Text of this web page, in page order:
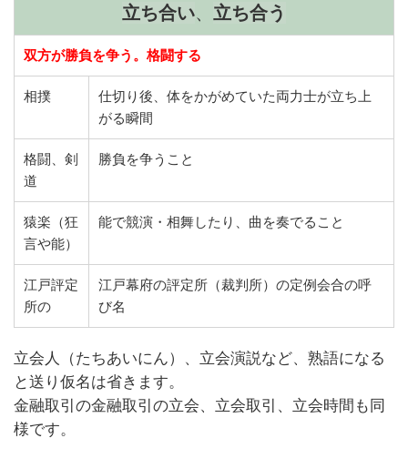
立ち合い、 立ち合う
双方が勝負を争う。格闘する
相撲
仕切り後、体をかがめていた両力士が立ち上
がる瞬間
格闘、 剣
道
勝負を争うこと
猿楽（狂
言や能）
能で競演・相舞したり、曲を奏でること
江戸評定
所の
江戸幕府の評定所（裁判所）の定例会合の呼
び名
立会人（たちあいにん）、立会演説など、熟語になる
と送り仮名は省きます。
金融取引の金融取引の立会、立会取引、立会時間も同
様です。